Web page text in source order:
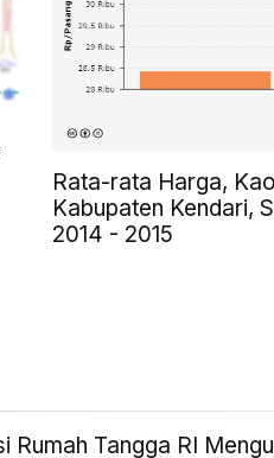
Rata-rata Harga,
Kabupaten Kendari,
2014 - 2015
Rumah Tangga RI